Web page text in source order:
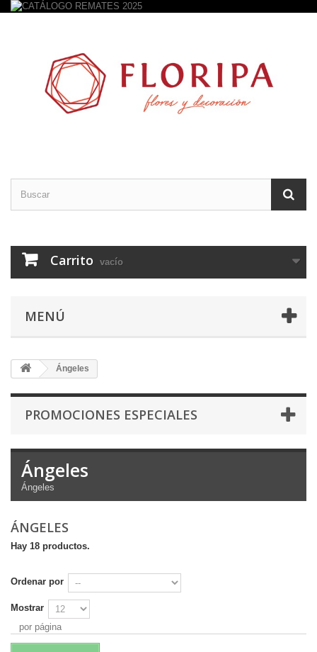
Carrito vacío
MENÚ
Ángeles
PROMOCIONES ESPECIALES
Ángeles
Ángeles
ÁNGELES
Hay 18 productos.
Ordenar por
Mostrar
por página